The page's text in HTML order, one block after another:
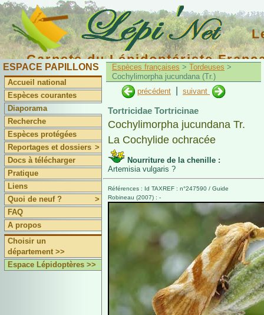
Carnets du Lépidoptériste
ESPACE PAPILLONS
Accueil national
Espèces courantes
Diaporama
Recherche
Espèces protégées
Reportages et dossiers >
Docs à télécharger
Pratique
Liens
Quoi de neuf ?
>
FAQ
A propos
Choisir un
département >>
Espace Lépidoptères >>
Espèces françaises > Tordeuses >
Cochylimorpha jucundana (Tr.)
précédent
suivant
Tortricidae Tortricinae
Cochylimorpha jucundana Tr.
La Cochylide ochracée
Nourriture de la chenille :
Artemisia vulgaris ?
Références : Id TAXREF : n°247590 / Guide
Robineau (2007) : -